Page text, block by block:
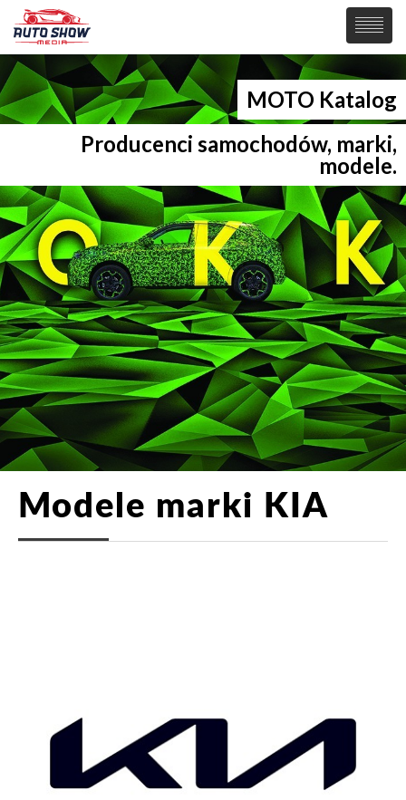
PREMIERY
SAMOCHODY
Wiadomości
Samochody Koncepcyjne
Tuning
Elektryczne
MOTO Katalog
Producenci samochodów, marki,
modele.
Modele marki KIA